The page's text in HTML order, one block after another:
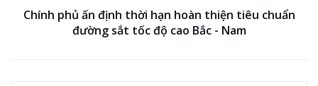
Chính phủ ấn định thời hạn hoàn thiện tiêu chuẩn
đường sắt tốc độ cao Bắc - Nam